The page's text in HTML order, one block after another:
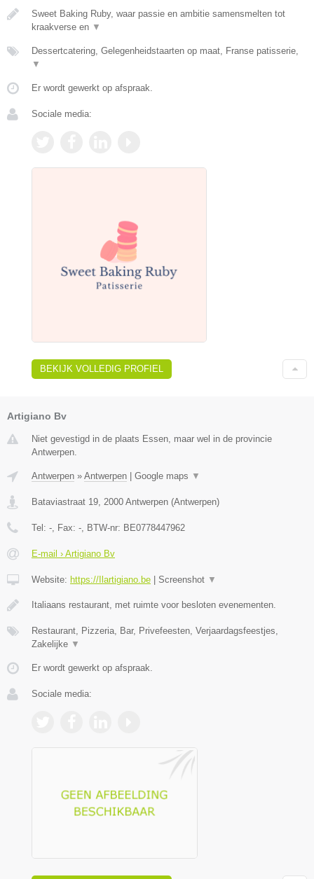
Sweet Baking Ruby, waar passie en ambitie samensmelten tot
kraakverse en ▼
Dessertcatering, Gelegenheidstaarten op maat, Franse patisserie,
▼
Er wordt gewerkt op afspraak.
Sociale media:
BEKIJK VOLLEDIG PROFIEL
Artigiano Bv
Niet gevestigd in de plaats Essen, maar wel in de provincie
Antwerpen.
Antwerpen » Antwerpen Google maps ▼
Bataviastraat 19, 2000 Antwerpen (Antwerpen)
Tel: -, Fax: -, BTW-nr: BE0778447962
E-mail › Artigiano Bv
Website: https://Ilartigiano.be Screenshot ▼
Italiaans restaurant, met ruimte voor besloten evenementen.
Restaurant, Pizzeria, Bar, Privefeesten, Verjaardagsfeestjes,
Zakelijke ▼
Er wordt gewerkt op afspraak.
Sociale media: